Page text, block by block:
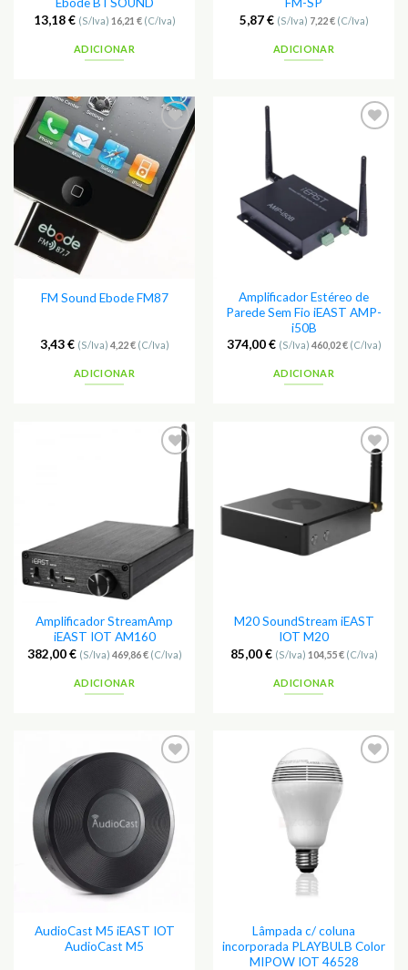
Ebode BTSOUND
13,18€ (S/Iva) 16,21 €(C/Iva)
ADICIONAR
FM-SP
5,87€ (S/Iva) 7,22€(C/Iva)
ADICIONAR
FM Sound Ebode FM87
3,43€ (S/Iva) 4,22€(C/Iva)
ADICIONAR
Amplificador Estéreo de
Parede Sem Fio iEAST AMP-
i50B
374,00€ (S/Iva) 460,02€(C/Iva)
ADICIONAR
Amplificador StreamAmp
iEAST IOT AM160
382,00€ (S/Iva) 469,86€(C/Iva)
ADICIONAR
M20 SoundStream iEAST
IOT M20
85,00€ (S/Iva) 104,55€(C/Iva)
ADICIONAR
AudioCast M5 iEAST IOT
AudioCast M5
Lâmpada c/ coluna
incorporada PLAYBULB Color
MIPOW IOT 46528